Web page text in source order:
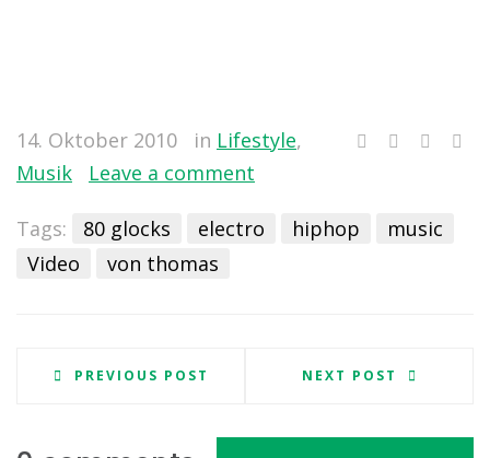
14. Oktober 2010 in Lifestyle,
Musik
Leave a comment
Tags: 80 glocks electro hiphop
music
Video
von thomas
PREVIOUS POST NEXT POST